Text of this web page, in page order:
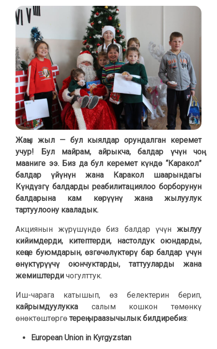
Жаңы жыл — бул кыялдар орундалган керемет
учур! Бул майрам, айрыкча, балдар үчүн чоң
мааниге ээ. Биз да бул керемет күндө “Каракол”
балдар үйүнүн жана Каракол шаарындагы
Күндүзгү балдарды реабилитациялоо борборунун
балдарына кам көрүүнү жана жылуулук
тартуулоону кааладык.
Акциянын жүрүшүндө биз балдар үчүн жылуу
кийимдерди, китептерди, настолдук оюндарды,
кеңсе буюмдарын, өзгөчөлүктөрү бар балдар үчүн
өнүктүрүүчү оюнчуктарды, таттууларды жана
жемиштерди чогулттук.
Иш-чарага катышып, өз белектерин берип,
кайрымдуулукка салым кошкон төмөнкү
өнөктөштөргө терең ыраазычылык билдиребиз:
European Union in Kyrgyzstan